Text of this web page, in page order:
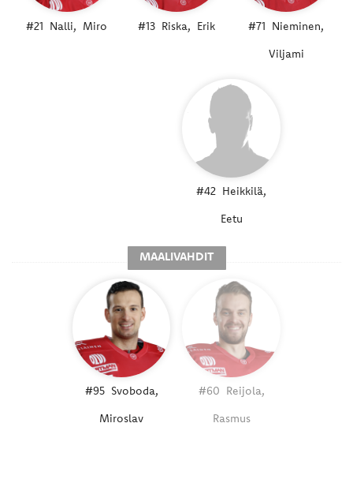
#21 Nalli, Miro #13 Riska, Erik #71 Nieminen,
Viljami
#42 Heikkilä,
Eetu
MAALIVAHDIT
#95 Svoboda,
Miroslav
#60 Reijola,
Rasmus